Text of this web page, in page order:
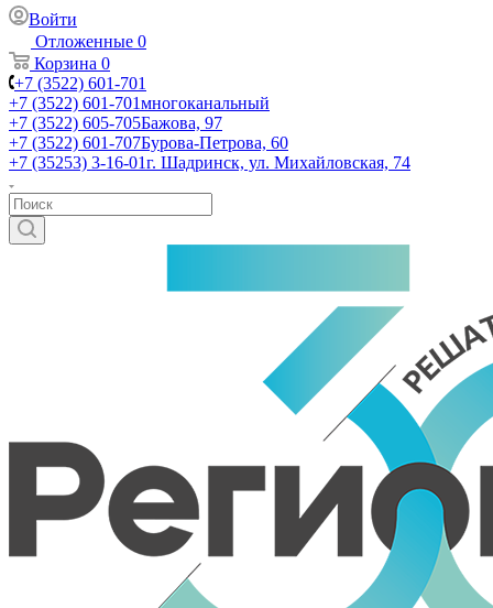
Войти
Отложенные 0
Корзина 0
+7 (3522) 601-701
+7 (3522) 601-701многоканальный
+7 (3522) 605-705Бажова, 97
+7 (3522) 601-707Бурова-Петрова, 60
+7 (35253) 3-16-01г. Шадринск, ул. Михайловская, 74